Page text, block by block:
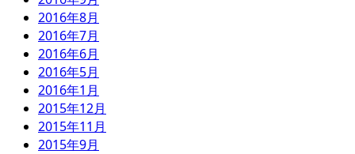
2016年8月
2016年7月
2016年6月
2016年5月
2016年1月
2015年12月
2015年11月
2015年9月